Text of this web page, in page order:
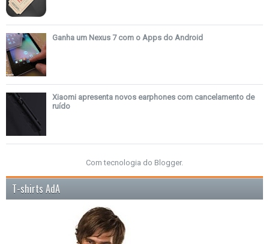
Ganha um Nexus 7 com o Apps do Android
Xiaomi apresenta novos earphones com cancelamento de
ruído
Com tecnologia do Blogger.
T-shirts AdA